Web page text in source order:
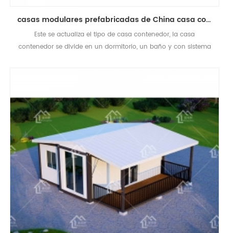
casas modulares prefabricadas de China casa contenedor expandible de un dormitorio
Este se actualiza el tipo de casa contenedor, la casa
contenedor se divide en un dormitorio, un baño y con sistema